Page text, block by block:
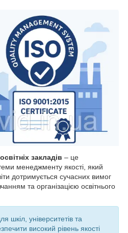
закладів – це
менеджменту якості, який
дотримується сучасних вимог
та організацією освітнього
шкіл, університетів та
високий рівень якості